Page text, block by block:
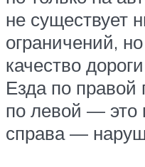
не существует
ограничений,
качество
Езда по правой
по левой — это
справа —